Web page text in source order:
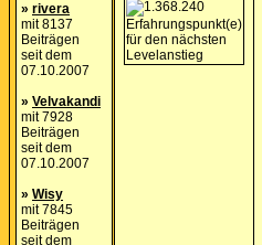
» rivera
mit 8137
Beiträgen
seit dem
07.10.2007
» Velvakandi
mit 7928
Beiträgen
seit dem
07.10.2007
» Wisy
mit 7845
Beiträgen
seit dem